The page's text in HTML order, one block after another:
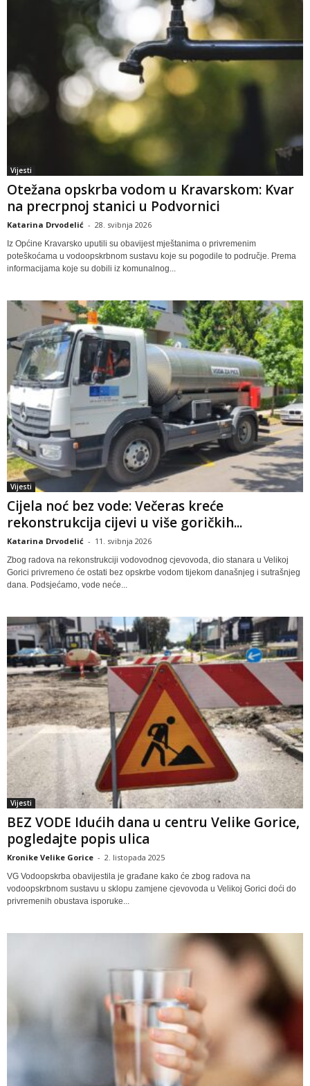
Vijesti
Otežana opskrba vodom u Kravarskom: Kvar
na precrpnoj stanici u Podvornici
Katarina Drvodelić - 28. svibnja 2026
Iz Općine Kravarsko uputili su obavijest mještanima o privremenim
poteškoćama u vodoopskrbnom sustavu koje su pogodile to područje. Prema
informacijama koje su dobili iz komunalnog...
Vijesti
Cijela noć bez vode: Večeras kreće
rekonstrukcija cijevi u više goričkih...
Katarina Drvodelić - 11. svibnja 2026
Zbog radova na rekonstrukciji vodovodnog cjevovoda, dio stanara u Velikoj
Gorici privremeno će ostati bez opskrbe vodom tijekom današnjeg i sutrašnjeg
dana. Podsjećamo, vode neće...
Vijesti
BEZ VODE Idućih dana u centru Velike Gorice,
pogledajte popis ulica
Kronike Velike Gorice - 2. listopada 2025
VG Vodoopskrba obavijestila je građane kako će zbog radova na
vodoopskrbnom sustavu u sklopu zamjene cjevovoda u Velikoj Gorici doći do
privremenih obustava isporuke...